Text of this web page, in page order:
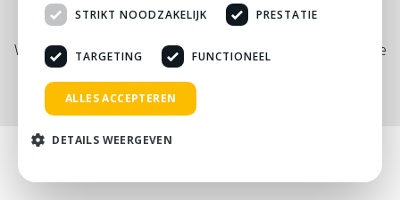
Nog niet helemaal gevonden wat je zocht? Bekijk
onze
contact
Wij adviseren je graag via telefoon, mail of tijdens een kopje
koffie!
STRIKT NOODZAKELIJK
PRESTATIE
TARGETING FUNCTIONEEL
ALLES ACCEPTEREN
DETAILS WEERGEVEN